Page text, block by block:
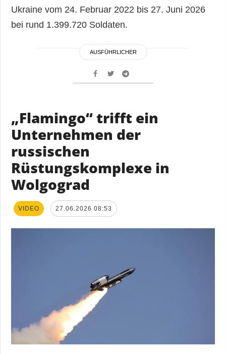
Ukraine vom 24. Februar 2022 bis 27. Juni 2026
bei rund 1.399.720 Soldaten.
AUSFÜHRLICHER
„Flamingo“ trifft ein
Unternehmen der
russischen
Rüstungskomplexe in
Wolgograd
VIDEO 27.06.2026 08:53